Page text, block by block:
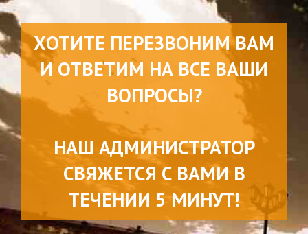
ХОТИТЕ ПЕРЕЗВОНИМ ВАМ
И ОТВЕТИМ НА ВСЕ ВАШИ
ВОПРОСЫ?
НАШ АДМИНИСТРАТОР
СВЯЖЕТСЯ С ВАМИ В
ТЕЧЕНИИ 5 МИНУТ!